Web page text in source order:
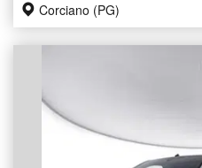
Corciano (PG)